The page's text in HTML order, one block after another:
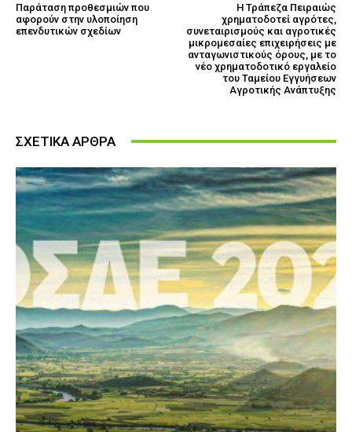
Παράταση προθεσμιών που
αφορούν στην υλοποίηση
επενδυτικών σχεδίων
Η Τράπεζα Πειραιώς
χρηματοδοτεί αγρότες,
συνεταιρισμούς και αγροτικές
μικρομεσαίες επιχειρήσεις με
ανταγωνιστικούς όρους, με το
νέο χρηματοδοτικό εργαλείο
του Ταμείου Εγγυήσεων
Αγροτικής Ανάπτυξης
ΣΧΕΤΙΚΑ ΑΡΘΡΑ